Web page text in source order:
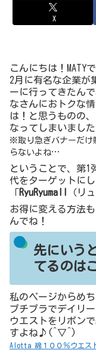
X
こんにちは！MATYで
2月に有名な企業が
ーに行ってきたん
なさんにおトクな
は！と思うものの
なってしまいました
※取り急ぎバナーだけ
らないよね…
ということで、第1
代をターゲットに
「RyuRyumall
（リ
お得に変える方法
んでね！
先にいう
てるのは
私のページからめ
プチプラでデイリー
ウエストをリボン
すよね♪(^▽^)
Alotta 綿１００％ウエス